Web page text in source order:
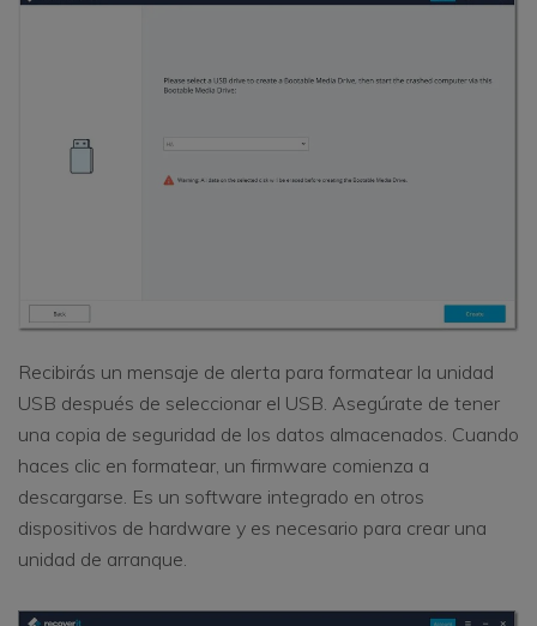
Recibirás un mensaje de alerta para formatear la unidad
USB después de seleccionar el USB. Asegúrate de tener
una copia de seguridad de los datos almacenados. Cuando
haces clic en formatear, un firmware comienza a
descargarse. Es un software integrado en otros
dispositivos de hardware y es necesario para crear una
unidad de arranque.